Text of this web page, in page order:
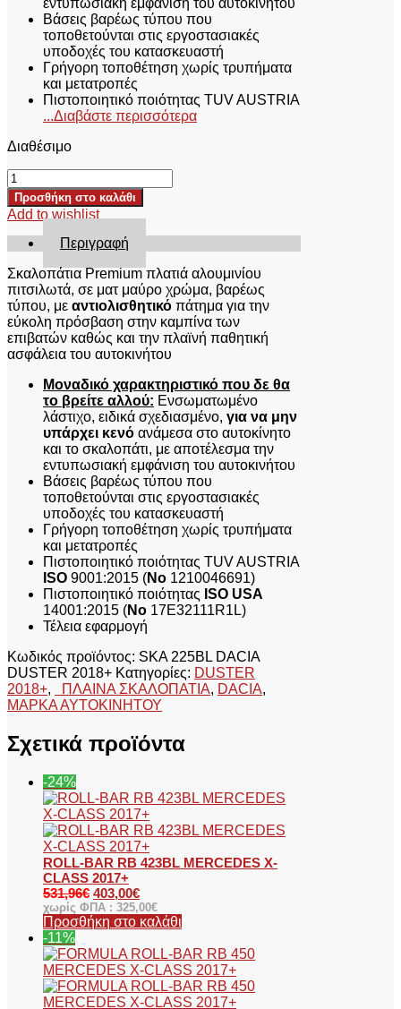
εντυπωσιακή εμφάνιση του αυτοκινήτου
Βάσεις βαρέως τύπου που
τοποθετούνται στις εργοστασιακές
υποδοχές του κατασκευαστή
Γρήγορη τοποθέτηση χωρίς τρυπήματα
και μετατροπές
Πιστοποιητικό ποιότητας TUV AUSTRIA
...Διαβάστε περισσότερα
Διαθέσιμο
ΣΚΑΛΟΠΑΤΙΑ
SKA
225BL
DACIA
DUSTER
2018+
ποσότητα
Προσθήκη στο καλάθι
Add to wishlist
Περιγραφή
Σκαλοπάτια Premium πλατιά αλουμινίου
πιτσιλωτά, σε ματ μαύρο χρώμα, βαρέως
τύπου, με αντιολισθητικό πάτημα για την
εύκολη πρόσβαση στην καμπίνα των
επιβατών καθώς και την πλαϊνή παθητική
ασφάλεια του αυτοκινήτου
Μοναδικό χαρακτηριστικό που δε θα
το βρείτε αλλού: Ενσωματωμένο
λάστιχο, ειδικά σχεδιασμένο, για να μην
υπάρχει κενό ανάμεσα στο αυτοκίνητο
και το σκαλοπάτι, με αποτέλεσμα την
εντυπωσιακή εμφάνιση του αυτοκινήτου
Βάσεις βαρέως τύπου που
τοποθετούνται στις εργοστασιακές
υποδοχές του κατασκευαστή
Γρήγορη τοποθέτηση χωρίς τρυπήματα
και μετατροπές
Πιστοποιητικό ποιότητας TUV AUSTRIA
ISO 9001:2015 (No 1210046691)
Πιστοποιητικό ποιότητας ISO USA
14001:2015 (No 17E32111R1L)
Τέλεια εφαρμογή
Κωδικός προϊόντος: SKA 225BL DACIA
DUSTER 2018+ Κατηγορίες: DUSTER
2018+, ΠΛΑΙΝΑ ΣΚΑΛΟΠΑΤΙΑ, DACIA,
ΜΑΡΚΑ ΑΥΤΟΚΙΝΗΤΟΥ
Σχετικά προϊόντα
-24%
ROLL-BAR RB 423BL MERCEDES X-
CLASS 2017+
531,96€ 403,00€
χωρίς ΦΠΑ : 325,00€
Προσθήκη στο καλάθι
-11%